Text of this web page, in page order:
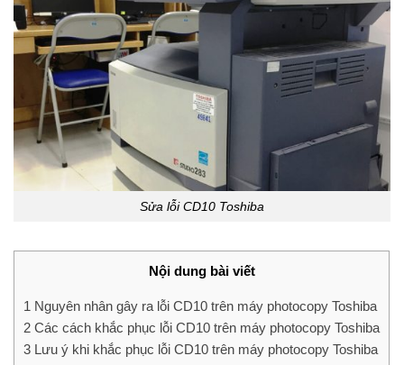
Sửa lỗi CD10 Toshiba
Nội dung bài viết
1 Nguyên nhân gây ra lỗi CD10 trên máy photocopy Toshiba
2 Các cách khắc phục lỗi CD10 trên máy photocopy Toshiba
3 Lưu ý khi khắc phục lỗi CD10 trên máy photocopy Toshiba